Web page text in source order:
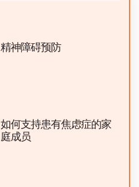
精神障碍预防
如何支持患有焦虑症的家
庭成员